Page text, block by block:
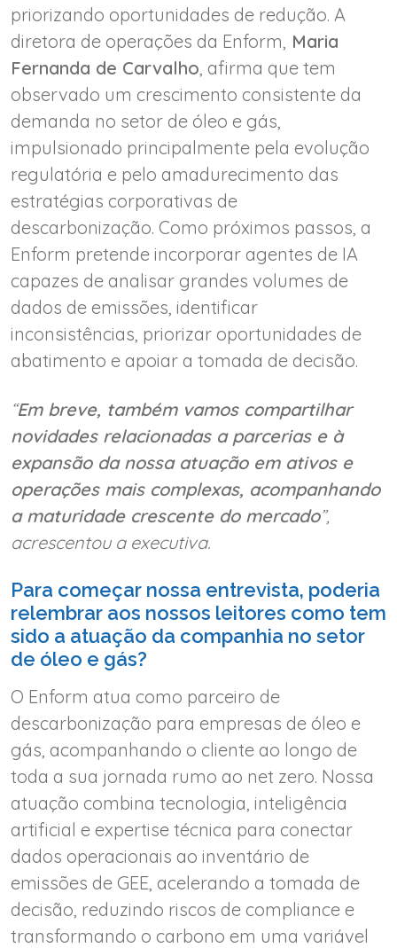
priorizando oportunidades de redução. A
diretora de operações da Enform, Maria
Fernanda de Carvalho , afirma que tem
observado um crescimento consistente da
demanda no setor de óleo e gás,
impulsionado principalmente pela evolução
regulatória e pelo amadurecimento das
estratégias corporativas de
descarbonização. Como próximos passos, a
Enform pretende incorporar agentes de IA
capazes de analisar grandes volumes de
dados de emissões, identificar
inconsistências, priorizar oportunidades de
abatimento e apoiar a tomada de decisão.
“Em breve, também vamos compartilhar
novidades relacionadas a parcerias e à
expansão da nossa atuação em ativos e
operações mais complexas, acompanhando
a maturidade crescente do mercado”,
acrescentou a executiva.
Para começar nossa entrevista, poderia
relembrar aos nossos leitores como tem
sido a atuação da companhia no setor
de óleo e gás?
O Enform atua como parceiro de
descarbonização para empresas de óleo e
gás, acompanhando o cliente ao longo de
toda a sua jornada rumo ao net zero. Nossa
atuação combina tecnologia, inteligência
artificial e expertise técnica para conectar
dados operacionais ao inventário de
emissões de GEE, acelerando a tomada de
decisão, reduzindo riscos de compliance e
transformando o carbono em uma variável